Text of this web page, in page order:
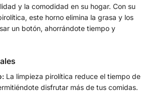
y la comodidad en su hogar. Con su
este horno elimina la grasa y los
un botón, ahorrándote tiempo y
La limpieza pirolítica reduce el tiempo de
disfrutar más de tus comidas.